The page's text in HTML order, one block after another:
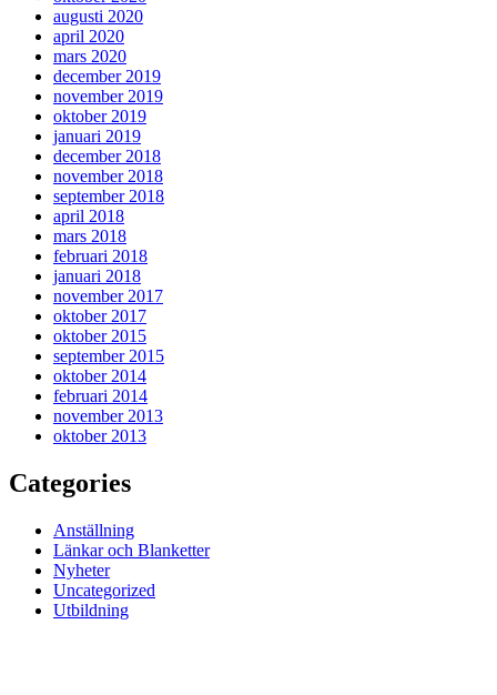
augusti 2020
april 2020
mars 2020
december 2019
november 2019
oktober 2019
januari 2019
december 2018
november 2018
september 2018
april 2018
mars 2018
februari 2018
januari 2018
november 2017
oktober 2017
oktober 2015
september 2015
oktober 2014
februari 2014
november 2013
oktober 2013
Categories
Anställning
Länkar och Blanketter
Nyheter
Uncategorized
Utbildning